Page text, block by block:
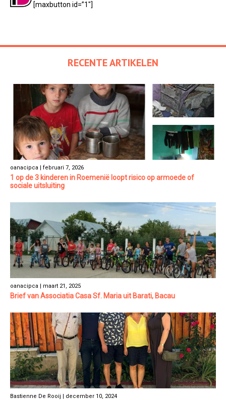
[maxbutton id=”1″]
RECENTE ARTIKELEN
oanacipca | februari 7, 2026
1 op de 3 kinderen in Roemenië loopt risico op armoede of
sociale uitsluiting
oanacipca | maart 21, 2025
Brief van Associatia Casa Sf. Maria uit Barati, Bacau
Bastienne De Rooij | december 10, 2024